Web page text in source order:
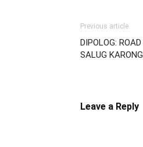
Previous article
DIPOLOG:
SALUG
Leave a Reply